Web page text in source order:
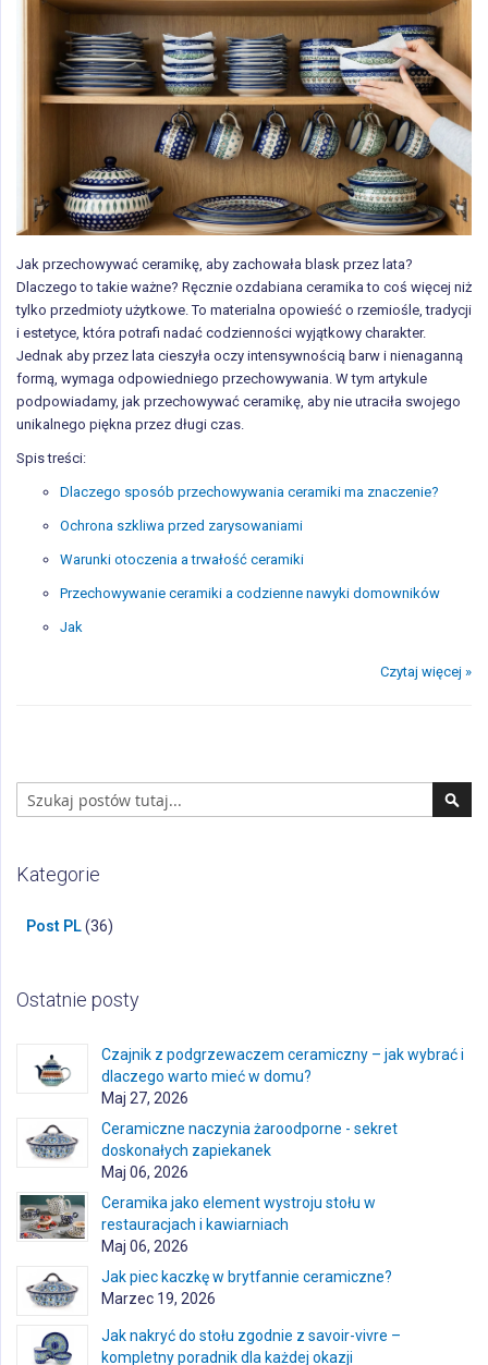
Jak przechowywać ceramikę, aby zachowała blask przez lata?
Dlaczego to takie ważne? Ręcznie ozdabiana ceramika to coś więcej niż
tylko przedmioty użytkowe. To materialna opowieść o rzemiośle, tradycji
i estetyce, która potrafi nadać codzienności wyjątkowy charakter.
Jednak aby przez lata cieszyła oczy intensywnością barw i nienaganną
formą, wymaga odpowiedniego przechowywania. W tym artykule
podpowiadamy, jak przechowywać ceramikę, aby nie utraciła swojego
unikalnego piękna przez długi czas.
Spis treści:
Dlaczego sposób przechowywania ceramiki ma znaczenie?
Ochrona szkliwa przed zarysowaniami
Warunki otoczenia a trwałość ceramiki
Przechowywanie ceramiki a codzienne nawyki domowników
Jak
Czytaj więcej »
Search
Kategorie
Post PL(36)
Ostatnie posty
Czajnik z podgrzewaczem ceramiczny – jak wybrać i
dlaczego warto mieć w domu?
Maj 27, 2026
Ceramiczne naczynia żaroodporne - sekret
doskonałych zapiekanek
Maj 06, 2026
Ceramika jako element wystroju stołu w
restauracjach i kawiarniach
Maj 06, 2026
Jak piec kaczkę w brytfannie ceramiczne?
Marzec 19, 2026
Jak nakryć do stołu zgodnie z savoir-vivre –
kompletny poradnik dla każdej okazji